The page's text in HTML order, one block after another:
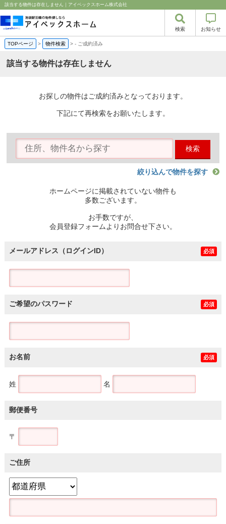
該当する物件は存在しません｜アイベックスホーム株式会社
検索 お知らせ
TOPページ > 物件検索 >- ご成約済み
該当する物件は存在しません
お探しの物件はご成約済みとなっております。
下記にて再検索をお願いたします。
検索
絞り込んで物件を探す
ホームページに掲載されていない物件も
多数ございます。
お手数ですが、
会員登録フォームよりお問合せ下さい。
メールアドレス（ログインID） 必須
ご希望のパスワード 必須
お名前 必須
姓 名
郵便番号
〒
ご住所